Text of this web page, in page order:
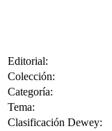
Editorial:
Colección:
Categoría:
Tema:
Clasificación Dewey: